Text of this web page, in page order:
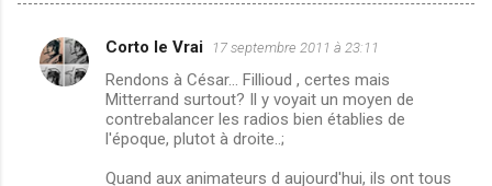
C
o
Corto le Vrai 17 septembre 2011 à 23:11
Rendons à César... Fillioud , certes mais
Mitterrand surtout? Il y voyait un moyen de
contrebalancer les radios bien établies de
l'époque, plutot à droite..;
Quand aux animateurs d aujourd'hui, ils ont tous